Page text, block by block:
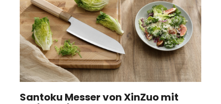
Santoku Messer von XinZuo mit
breiter Klinge